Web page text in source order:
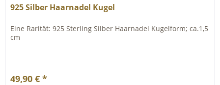
925 Silber Haarnadel Kugel
Eine Rarität: 925 Sterling Silber Haarnadel Kugelform; ca.1,5
cm
49,90 € *